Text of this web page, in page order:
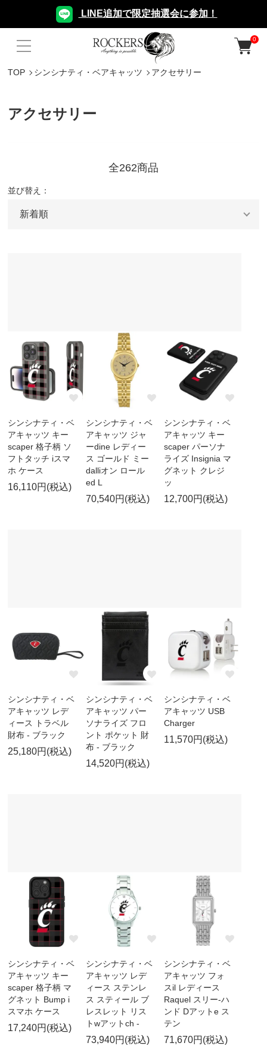
LINE追加で限定抽選会に参加！
0
TOP シンシナティ・ベアキャッツ アクセサリー
アクセサリー
全262商品
並び替え：
シンシナティ・ベ
アキャッツ キー
scaper 格子柄 ソ
フトタッチ iスマ
ホ ケース
16,110円(税込)
シンシナティ・ベ
アキャッツ ジャ
ーdine レディー
ス ゴールド ミー
dalliオン ロール
ed L
70,540円(税込)
シンシナティ・ベ
アキャッツ キー
scaper パーソナ
ライズ Insignia マ
グネット クレジ
ッ
12,700円(税込)
シンシナティ・ベ
アキャッツ レデ
ィース トラベル
財布 - ブラック
25,180円(税込)
シンシナティ・ベ
アキャッツ パー
ソナライズ フロ
ント ポケット 財
布 - ブラック
14,520円(税込)
シンシナティ・ベ
アキャッツ USB
Charger
11,570円(税込)
シンシナティ・ベ
アキャッツ キー
scaper 格子柄 マ
グネット Bump i
スマホ ケース
17,240円(税込)
シンシナティ・ベ
アキャッツ レデ
ィース ステンレ
ス スティール ブ
レスレット リス
トwアットch -
73,940円(税込)
シンシナティ・ベ
アキャッツ フォ
スil レディース
Raquel スリー-ハ
ンド Dアットe ス
テン
71,670円(税込)